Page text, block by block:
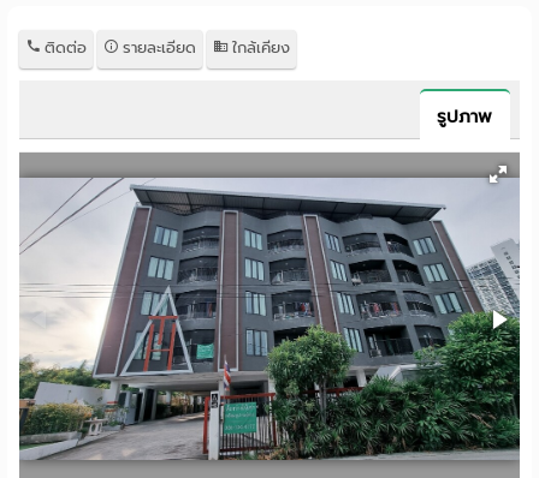
ค้นจากสถานีรถไฟฟ้า
ค้นจากแผนที่
ค้นแบบละเอียด
พาร์
ห้อง
พัก
ราย
เดือน
ห้อง
ติดต่อ รายละเอียด ใกล้เคียง
รูปภาพ